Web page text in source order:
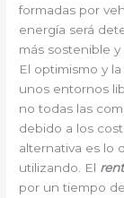
formadas por
energía será
más sostenible y
El optimismo y
unos entornos
no todas las
debido a los
alternativa es lo
utilizando. El
por un tiempo